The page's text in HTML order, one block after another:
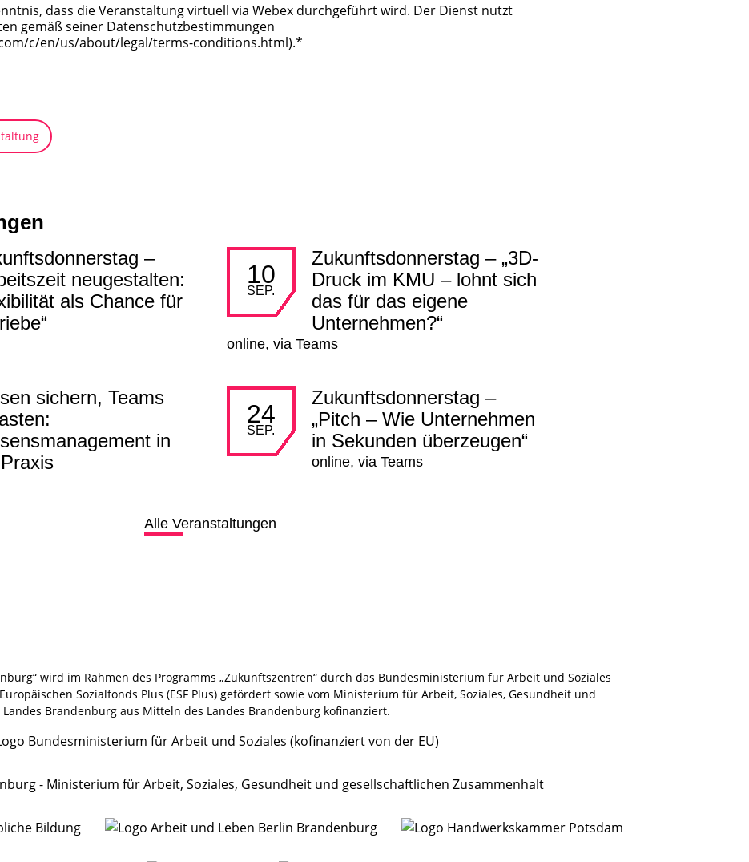
dass die Veranstaltung virtuell via Webex durchgeführt wird. Der Dienst nutzt
gemäß seiner Datenschutzbestimmungen
c/en/us/about/legal/terms-conditions.html).*
–
neugestalten:
als Chance für
10
SEP.
Zukunftsdonnerstag – „3D-
Druck im KMU – lohnt sich
das für das eigene
Unternehmen?“
online, via Teams
sichern, Teams
in
24
SEP.
Zukunftsdonnerstag –
„Pitch – Wie Unternehmen
in Sekunden überzeugen“
online, via Teams
Alle Veranstaltungen
wird im Rahmen des Programms „Zukunftszentren“ durch das Bundesministerium für Arbeit und Soziales
Sozialfonds Plus (ESF Plus) gefördert sowie vom Ministerium für Arbeit, Soziales, Gesundheit und
Brandenburg aus Mitteln des Landes Brandenburg kofinanziert.